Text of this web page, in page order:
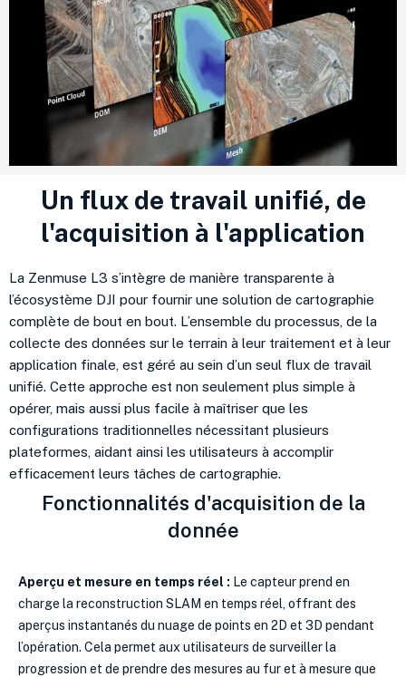
Un flux de travail unifié, de
l'acquisition à l'application
La Zenmuse L3 s’intègre de manière transparente à
l’écosystème DJI pour fournir une solution de cartographie
complète de bout en bout. L’ensemble du processus, de la
collecte des données sur le terrain à leur traitement et à leur
application finale, est géré au sein d’un seul flux de travail
unifié. Cette approche est non seulement plus simple à
opérer, mais aussi plus facile à maîtriser que les
configurations traditionnelles nécessitant plusieurs
plateformes, aidant ainsi les utilisateurs à accomplir
efficacement leurs tâches de cartographie.
Fonctionnalités d'acquisition de la
donnée
Aperçu et mesure en temps réel : Le capteur prend en
charge la reconstruction SLAM en temps réel, offrant des
aperçus instantanés du nuage de points en 2D et 3D pendant
l’opération. Cela permet aux utilisateurs de surveiller la
progression et de prendre des mesures au fur et à mesure que